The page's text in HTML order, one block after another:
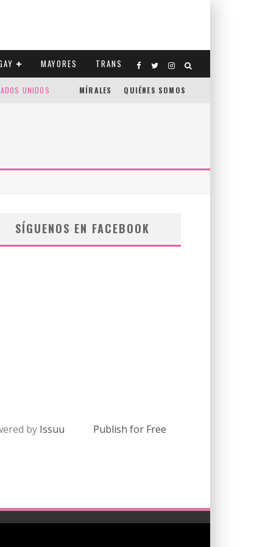
MAYORES TRANS
UNIDOS MÍRALES QUIÉNES SOMOS
SÍGUENOS EN FACEBOOK
by Issuu Publish for Free